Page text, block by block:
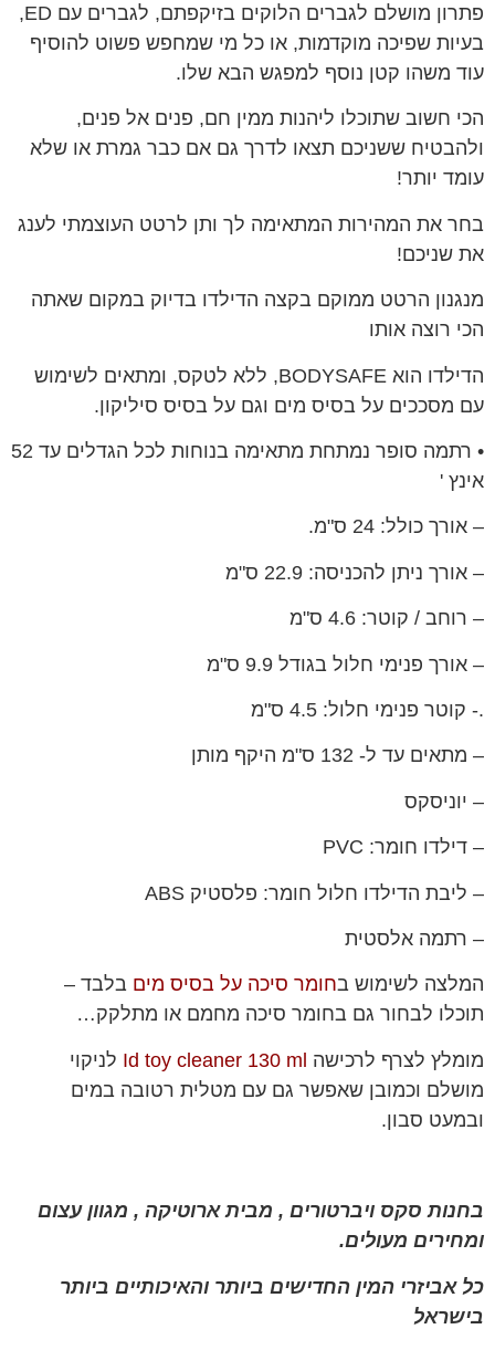
פתרון מושלם לגברים הלוקים בזיקפתם, לגברים עם ED,
בעיות שפיכה מוקדמות, או כל מי שמחפש פשוט להוסיף
עוד משהו קטן נוסף למפגש הבא שלו.
הכי חשוב שתוכלו ליהנות ממין חם, פנים אל פנים,
ולהבטיח ששניכם תצאו לדרך גם אם כבר גמרת או שלא
עומד יותר!
בחר את המהירות המתאימה לך ותן לרטט העוצמתי לענג
את שניכם!
מנגנון הרטט ממוקם בקצה הדילדו בדיוק במקום שאתה
הכי רוצה אותו
הדילדו הוא BODYSAFE, ללא לטקס, ומתאים לשימוש
עם מסככים על בסיס מים וגם על בסיס סיליקון.
• רתמה סופר נמתחת מתאימה בנוחות לכל הגדלים עד 52
אינץ '
– אורך כולל: 24 ס"מ.
– אורך ניתן להכניסה: 22.9 ס"מ
– רוחב / קוטר: 4.6 ס"מ
– אורך פנימי חלול בגודל 9.9 ס"מ
.- קוטר פנימי חלול: 4.5 ס"מ
– מתאים עד ל- 132 ס"מ היקף מותן
– יוניסקס
– דילדו חומר: PVC
– ליבת הדילדו חלול חומר: פלסטיק ABS
– רתמה אלסטית
המלצה לשימוש בחומר סיכה על בסיס מים בלבד –
תוכלו לבחור גם בחומר סיכה מחמם או מתלקק…
מומלץ לצרף לרכישה Id toy cleaner 130 ml לניקוי
מושלם וכמובן שאפשר גם עם מטלית רטובה במים
ובמעט סבון.
בחנות סקס ויברטורים , מבית ארוטיקה , מגוון עצום
ומחירים מעולים.
כל אביזרי המין החדישים ביותר והאיכותיים ביותר
בישראל